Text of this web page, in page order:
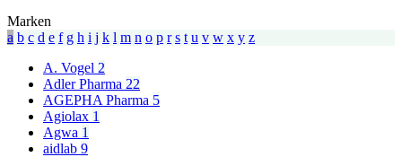
Marken
a b c d e f g h i j k l m n o p r s t u v w x y z
A. Vogel 2
Adler Pharma 22
AGEPHA Pharma 5
Agiolax 1
Agwa 1
aidlab 9